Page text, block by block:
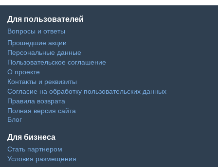
Для пользователей
Вопросы и ответы
Прошедшие акции
Персональные данные
Пользовательское соглашение
О проекте
Контакты и реквизиты
Согласие на обработку пользовательских данных
Правила возврата
Полная версия сайта
Блог
Для бизнеса
Стать партнером
Условия размещения